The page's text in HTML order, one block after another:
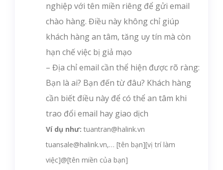
nghiệp với tên miền riêng để gửi email
chào hàng. Điều này không chỉ giúp
khách hàng an tâm, tăng uy tín mà còn
hạn chế việc bị giả mạo
– Địa chỉ email cần thể hiện được rõ ràng:
Bạn là ai? Bạn đến từ đâu? Khách hàng
cần biết điều này để có thể an tâm khi
trao đổi email hay giao dịch
Ví dụ như: tuantran@halink.vn
tuansale@halink.vn,… [tên bạn][vị trí làm
việc]@[tên miền của bạn]